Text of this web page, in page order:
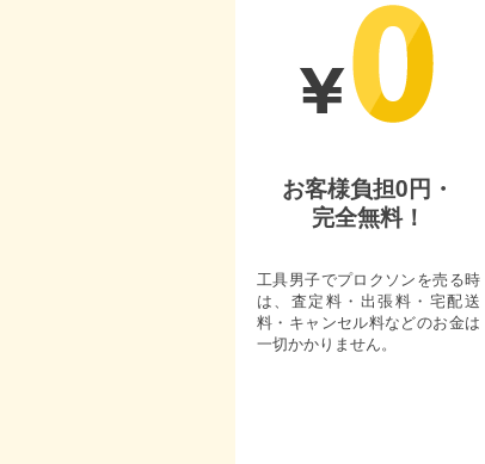
お客様負担0円・
完全無料！
工具男子でプロクソンを売る時
は、査定料・出張料・宅配送
料・キャンセル料などのお金は
一切かかりません。